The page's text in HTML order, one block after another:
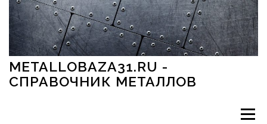
Перейти к содержимому
METALLOBAZA31.RU -
СПРАВОЧНИК МЕТАЛЛОВ
Меню